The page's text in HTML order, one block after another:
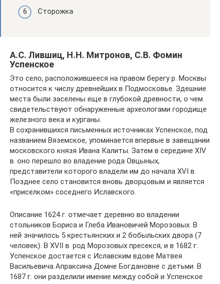
Сторожка
А.С. Лившиц, Н.Н. Митронов, С.В. Фомин
Успенское
Это село, расположившееся на правом берегу р. Москвы
относится к числу древнейших в Подмосковье. Здешние
места были заселены еще в глубокой древности, о чем
свидетельствуют обнаруженные археологами городище
железного века и курганы.
В сохранившихся письменных источниках Успенское, под
названием Вяземское, упоминается впервые в завещании
московского князя Ивана Калиты. Затем в середине XIV
в. оно перешло во владение рода Овцыных,
представители которого владели им до начала XVI в.
Позднее село становится вновь дворцовым и является
«приселком» соседнего Иславского.
Описание 1624 г. отмечает деревню во владении
стольников Бориса и Глеба Ивановичей Морозовых. В
ней значилось 5 крестьянских и 2 бобыльских двора (7
человек). В XVII в. род Морозовых пресекся, и в 1682 г.
Успенское достается с Иславским вдове Матвея
Васильевича Апраксина Домне Богдановне с детьми. В
1687 г. они разделили имение между собой и Успенское